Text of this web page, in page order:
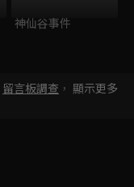
神仙谷事件
留言板調查 ， 顯示更多